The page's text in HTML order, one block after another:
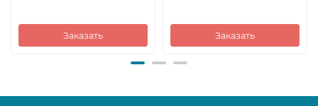
Заказать Заказать